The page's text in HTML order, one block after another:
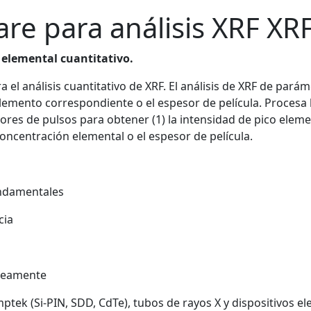
para análisis XRF
elemental cuantitativo.
análisis cuantitativo de XRF. El análisis de XRF de
correspondiente o el espesor de película.
de pulsos para obtener (1) la intensidad de pico
elemental o el espesor de película.
(Si-PIN, SDD, CdTe), tubos de rayos X y dispositivos